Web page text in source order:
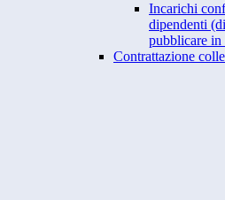
Incarichi
dipendenti
pubblicare in
Contrattazione